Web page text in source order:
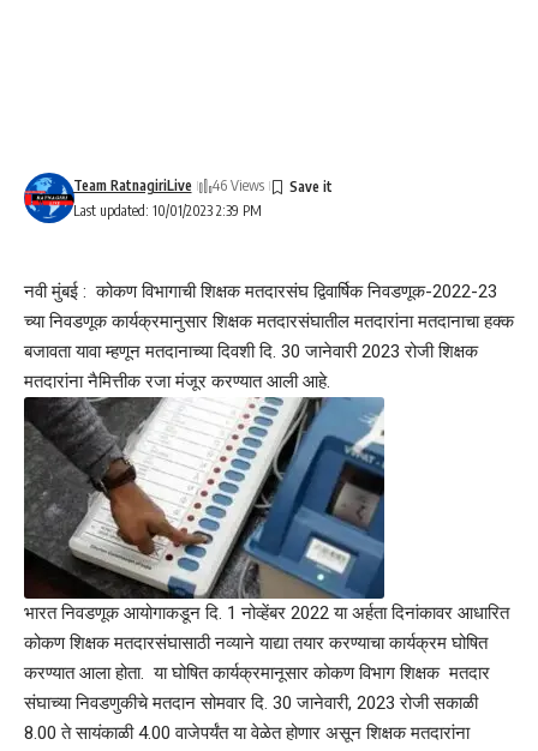
Last updated: 10/01/2023 2:39 PM
Team RatnagiriLive 46 Views
नवी मुंबई : कोकण विभागाची शिक्षक मतदारसंघ द्विवार्षिक निवडणूक-2022-23
च्या निवडणूक कार्यक्रमानुसार शिक्षक मतदारसंघातील मतदारांना मतदानाचा हक्क
बजावता यावा म्हणून मतदानाच्या दिवशी दि. 30 जानेवारी 2023 रोजी शिक्षक
मतदारांना नैमित्तीक रजा मंजूर करण्यात आली आहे.
भारत निवडणूक आयोगाकडून दि. 1 नोव्हेंबर 2022 या अर्हता दिनांकावर आधारित
कोकण शिक्षक मतदारसंघासाठी नव्याने याद्या तयार करण्याचा कार्यक्रम घोषित
करण्यात आला होता. या घोषित कार्यक्रमानूसार कोकण विभाग शिक्षक मतदार
संघाच्या निवडणुकीचे मतदान सोमवार दि. 30 जानेवारी, 2023 रोजी सकाळी
8.00 ते सायंकाळी 4.00 वाजेपर्यंत या वेळेत होणार असून शिक्षक मतदारांना